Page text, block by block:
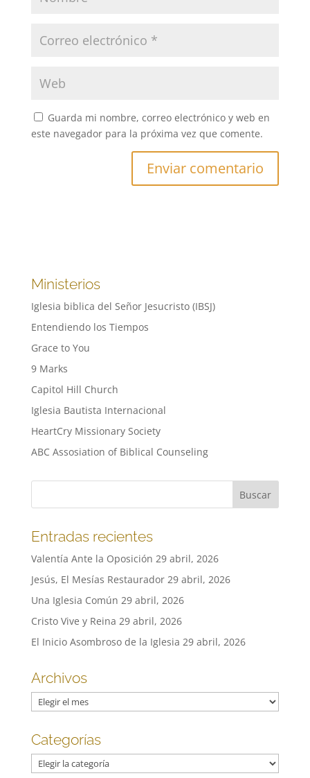
Guarda mi nombre, correo electrónico y web en
este navegador para la próxima vez que comente.
Ministerios
Iglesia biblica del Señor Jesucristo (IBSJ)
Entendiendo los Tiempos
Grace to You
9 Marks
Capitol Hill Church
Iglesia Bautista Internacional
HeartCry Missionary Society
ABC Assosiation of Biblical Counseling
Entradas recientes
Valentía Ante la Oposición 29 abril, 2026
Jesús, El Mesías Restaurador 29 abril, 2026
Una Iglesia Común 29 abril, 2026
Cristo Vive y Reina 29 abril, 2026
El Inicio Asombroso de la Iglesia 29 abril, 2026
Archivos
Archivos
Categorías
Categorías